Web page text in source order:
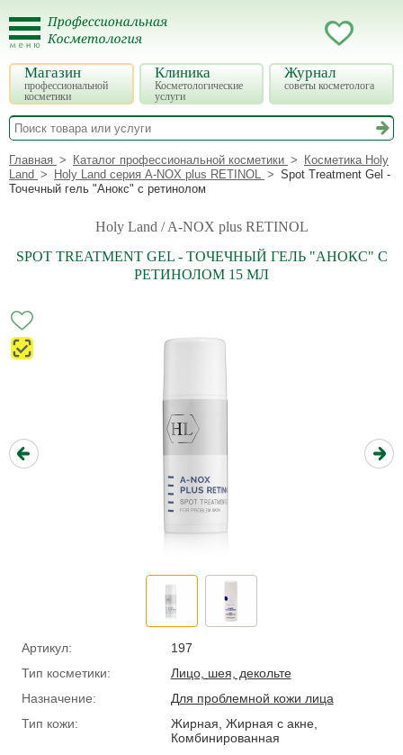
Магазин
профессиональной
косметики
Клиника
Косметологические
услуги
Журнал
советы косметолога
Главная Каталог профессиональной косметики
Косметика Holy
Land
Holy Land серия A-NOX plus RETINOL
Spot Treatment Gel -
Точечный гель "Анокс" с ретинолом
Holy Land / A-NOX plus RETINOL
SPOT TREATMENT GEL - ТОЧЕЧНЫЙ ГЕЛЬ "АНОКС" С
РЕТИНОЛОМ 15 МЛ
Артикул:
197
Тип косметики:
Лицо, шея, декольте
Назначение:
Для проблемной кожи лица
Тип кожи:
Жирная, Жирная с акне,
Комбинированная